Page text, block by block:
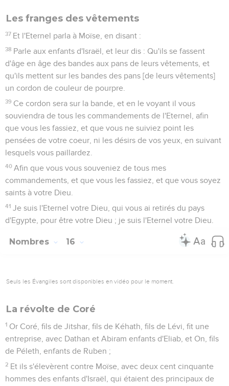
Les franges des vêtements
37 Et l'Eternel parla à Moïse, en disant :
38 Parle aux enfants d'Israël, et leur dis : Qu'ils se fassent
d'âge en âge des bandes aux pans de leurs vêtements, et
qu'ils mettent sur les bandes des pans [de leurs vêtements]
un cordon de couleur de pourpre.
39 Ce cordon sera sur la bande, et en le voyant il vous
souviendra de tous les commandements de l'Eternel, afin
que vous les fassiez, et que vous ne suiviez point les
pensées de votre coeur, ni les désirs de vos yeux, en suivant
lesquels vous paillardez.
40 Afin que vous vous souveniez de tous mes
commandements, et que vous les fassiez, et que vous soyez
saints à votre Dieu.
41 Je suis l'Eternel votre Dieu, qui vous ai retirés du pays
d'Egypte, pour être votre Dieu ; je suis l'Eternel votre Dieu.
Nombres 16
Seuls les Évangiles sont disponibles en vidéo pour le moment.
La révolte de Coré
1 Or Coré, fils de Jitshar, fils de Kéhath, fils de Lévi, fit une
entreprise, avec Dathan et Abiram enfants d'Eliab, et On, fils
de Péleth, enfants de Ruben ;
2 Et ils s'élevèrent contre Moïse, avec deux cent cinquante
hommes des enfants d'Israël, qui étaient des principaux de